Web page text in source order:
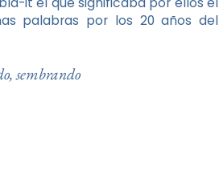
palabras por los 20 años del
sembrando